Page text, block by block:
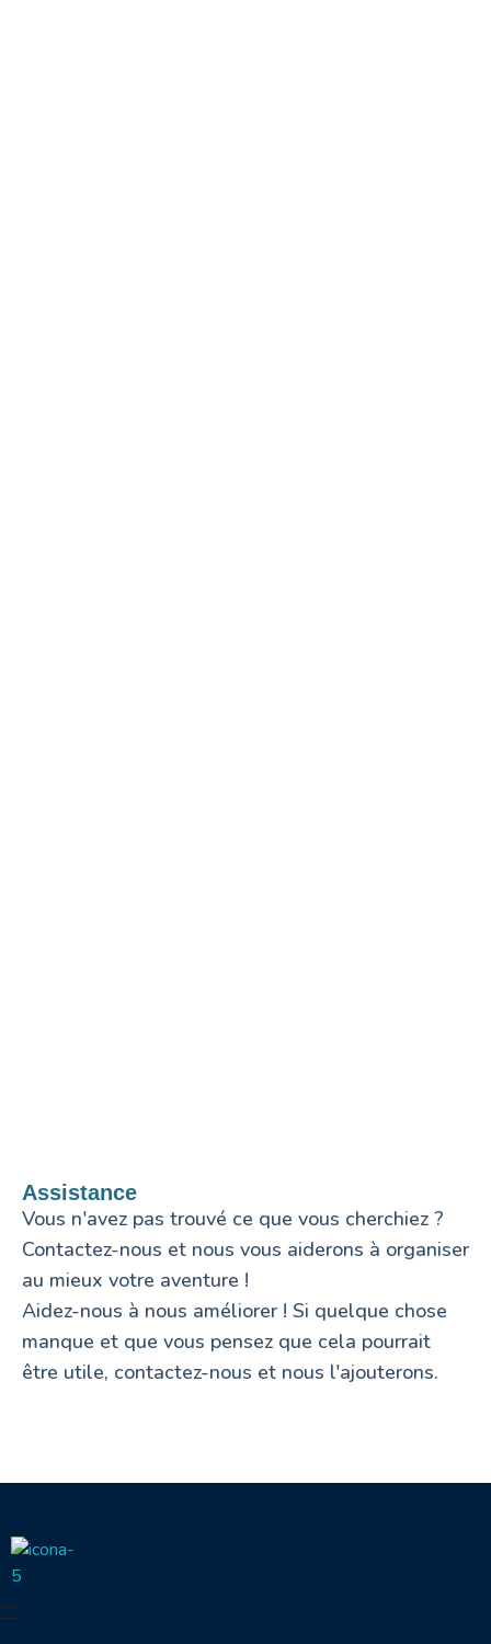
Assistance
Vous n'avez pas trouvé ce que vous cherchiez ?
Contactez-nous et nous vous aiderons à organiser
au mieux votre aventure !
Aidez-nous à nous améliorer ! Si quelque chose
manque et que vous pensez que cela pourrait
être utile, contactez-nous et nous l'ajouterons.